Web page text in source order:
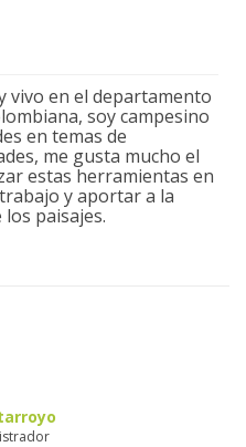
vivo en el departamento
soy campesino
en temas de
me gusta mucho el
estas herramientas en
y aportar a la
paisajes.